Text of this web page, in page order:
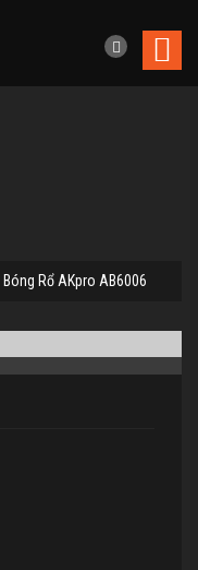
Bóng Rổ AKpro AB6006